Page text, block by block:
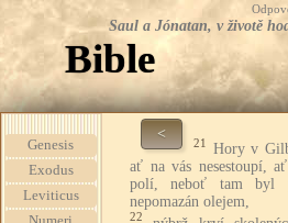
Saul a Jónatan, v životě
Bible
Genesis
Exodus
Leviticus
<
21
Hory v
ať na vás nesestoupí,
polí, neboť tam byl
nepomazán olejem,
22